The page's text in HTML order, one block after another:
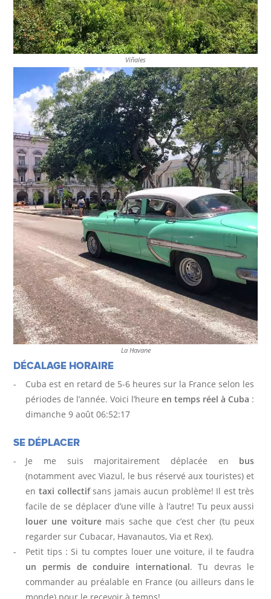
Viñales
La Havane
DÉCALAGE HORAIRE
Cuba est en retard de 5-6 heures sur la France selon les
périodes de l’année. Voici l’heureen temps réel à Cuba :
dimanche 9 août 06:52:19
SE DÉPLACER
Je me suis majoritairement déplacée en bus
(notamment avec Viazul, le bus réservé aux touristes) et
en taxi collectifsans jamais aucun problème! Il est très
facile de se déplacer d’une ville à l’autre! Tu peux aussi
louer une voituremais sache que c’est cher (tu peux
regarder sur Cubacar, Havanautos, Via et Rex).
Petit tips : Si tu comptes louer une voiture, il te faudra
un permis de conduire international. Tu devras le
commander au préalable en France (ou ailleurs dans le